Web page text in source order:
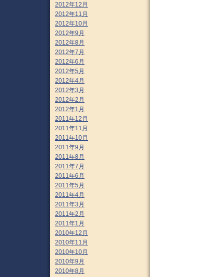
2012年12月
2012年11月
2012年10月
2012年9月
2012年8月
2012年7月
2012年6月
2012年5月
2012年4月
2012年3月
2012年2月
2012年1月
2011年12月
2011年11月
2011年10月
2011年9月
2011年8月
2011年7月
2011年6月
2011年5月
2011年4月
2011年3月
2011年2月
2011年1月
2010年12月
2010年11月
2010年10月
2010年9月
2010年8月